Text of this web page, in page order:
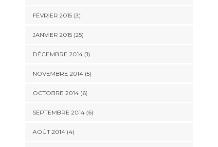
FÉVRIER 2015 (3)
JANVIER 2015 (25)
DÉCEMBRE 2014 (1)
NOVEMBRE 2014 (5)
OCTOBRE 2014 (6)
SEPTEMBRE 2014 (6)
AOÛT 2014 (4)